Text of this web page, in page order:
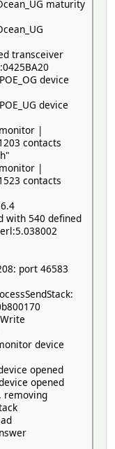
maturity
transceiver
device
device
|
contacts
|
contacts
with 540 defined
port 46583
device
opened
opened
removing